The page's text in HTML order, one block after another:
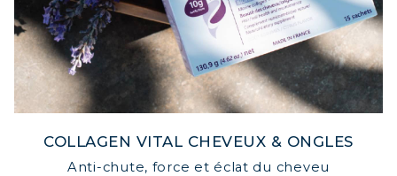
COLLAGEN VITAL CHEVEUX & ONGLES
Anti-chute, force et éclat du cheveu